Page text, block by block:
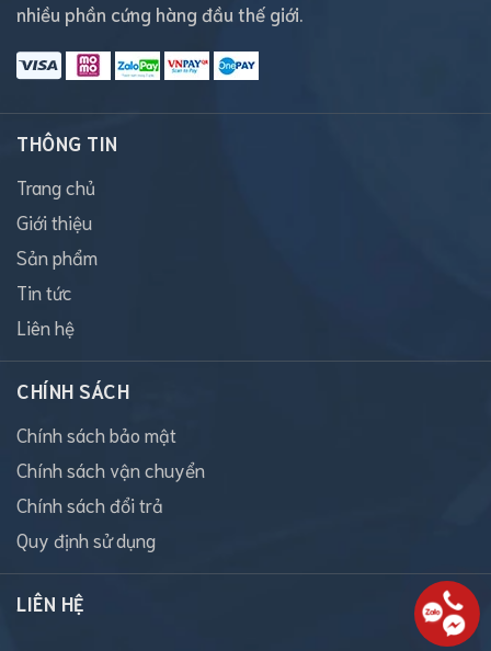
nhiều phần cứng hàng đầu thế giới.
THÔNG TIN
Trang chủ
Giới thiệu
Sản phẩm
Tin tức
Liên hệ
CHÍNH SÁCH
Chính sách bảo mật
Chính sách vận chuyển
Chính sách đổi trả
Quy định sử dụng
LIÊN HỆ